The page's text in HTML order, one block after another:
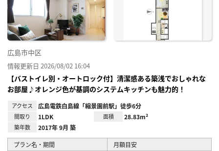
広島市中区
情報更新日 2026/08/02 16:04
【バストイレ別・オートロック付】清潔感ある築浅でおしゃれな
お部屋♪オレンジ色が基調のシステムキッチンも魅力的！
アクセス 広島電鉄白島線「縮景園前駅」徒歩6分
間取り 1LDK 面積 28.83m²
築年数 2017年 9月 築
プラン名・期間 月額目安